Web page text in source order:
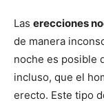
Las erecciones
de manera
noche es posible
incluso, que el
erecto. Este tipo